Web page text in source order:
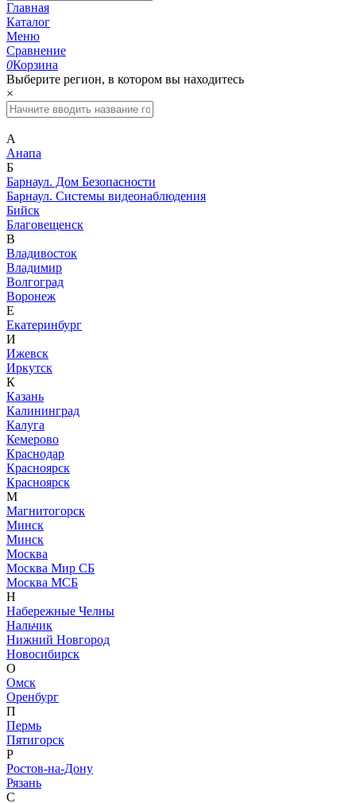
Главная
Каталог
Меню
Сравнение
0Корзина
Выберите регион, в котором вы находитесь
×
А
Анапа
Б
Барнаул. Дом Безопасности
Барнаул. Системы видеонаблюдения
Бийск
Благовещенск
В
Владивосток
Владимир
Волгоград
Воронеж
Е
Екатеринбург
И
Ижевск
Иркутск
К
Казань
Калининград
Калуга
Кемерово
Краснодар
Красноярск
Красноярск
М
Магнитогорск
Минск
Минск
Москва
Москва Мир СБ
Москва МСБ
Н
Набережные Челны
Нальчик
Нижний Новгород
Новосибирск
О
Омск
Оренбург
П
Пермь
Пятигорск
Р
Ростов-на-Дону
Рязань
С